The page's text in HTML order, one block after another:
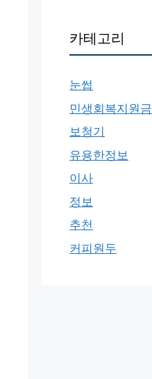
카테고리
눈썹
민생회복지원금
보청기
유용한정보
이사
정보
추천
커피원두